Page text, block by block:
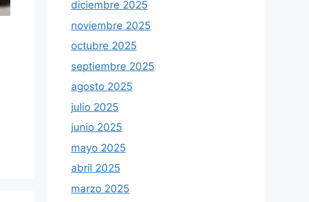
diciembre 2025
noviembre 2025
octubre 2025
septiembre 2025
agosto 2025
julio 2025
junio 2025
mayo 2025
abril 2025
marzo 2025